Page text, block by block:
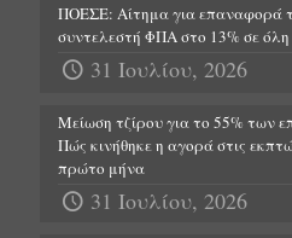
ΠΟΕΣΕ: Αίτημα για επαναφορά
συντελεστή ΦΠΑ στο 13% σε όλη
31 Ιουλίου, 2026
Μείωση τζίρου για το 55% των
Πώς κινήθηκε η αγορά στις
πρώτο μήνα
31 Ιουλίου, 2026